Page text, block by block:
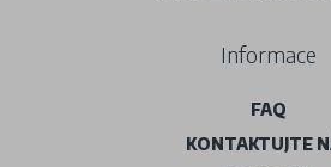
Informace
FAQ
KONTAKTUJTE